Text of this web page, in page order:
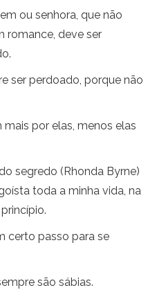
ou senhora, que não
romance, deve ser
ser perdoado, porque não
por elas, menos elas
segredo (Rhonda Byrne)
toda a minha vida, na
certo passo para se
são sábias.